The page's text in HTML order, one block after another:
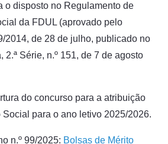
o disposto no Regulamento de
da FDUL (aprovado pelo
2014, de 28 de julho, publicado no
2.ª Série, n.º 151, de 7 de agosto
do concurso para a atribuição
para o ano letivo 2025/2026.
n.º 99/2025: Bolsas de Mérito